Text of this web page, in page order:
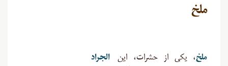
ملخ
ملخ، یکی از حشرات، این
الجراد